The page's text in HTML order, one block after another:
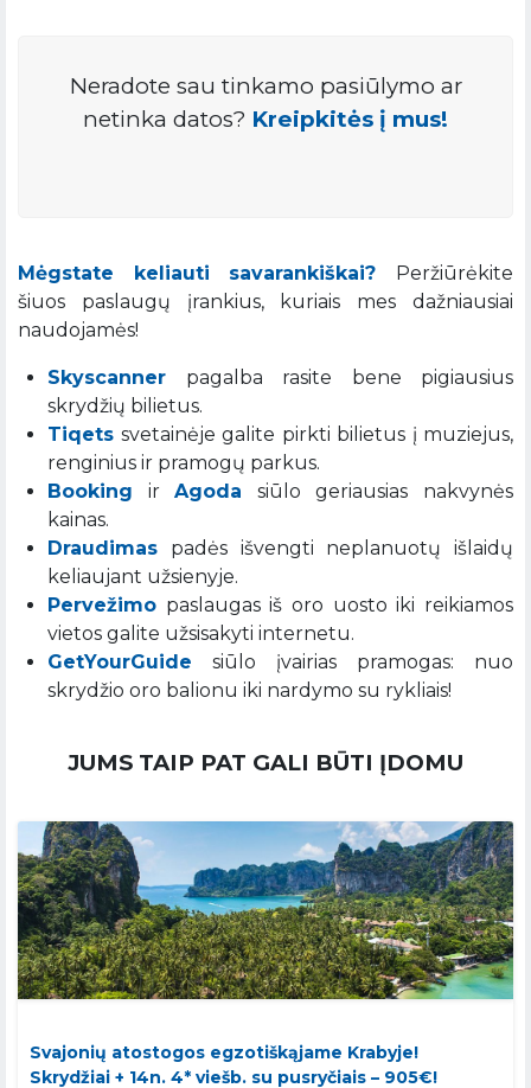
Neradote sau tinkamo pasiūlymo ar
netinka datos? Kreipkitės į mus!
Mėgstate keliauti savarankiškai? Peržiūrėkite
šiuos paslaugų įrankius, kuriais mes dažniausiai
naudojamės!
Skyscanner pagalba rasite bene pigiausius
skrydžių bilietus.
Tiqets svetainėje galite pirkti bilietus į muziejus,
renginius ir pramogų parkus.
Booking irAgoda siūlo geriausias nakvynės
kainas.
Draudimas padės išvengti neplanuotų išlaidų
keliaujant užsienyje.
Pervežimo paslaugas iš oro uosto iki reikiamos
vietos galite užsisakyti internetu.
GetYourGuide siūlo įvairias pramogas: nuo
skrydžio oro balionu iki nardymo su rykliais!
JUMS TAIP PAT GALI BŪTI ĮDOMU
Svajonių atostogos egzotiškąjame Krabyje!
Skrydžiai + 14n. 4* viešb. su pusryčiais – 905€!